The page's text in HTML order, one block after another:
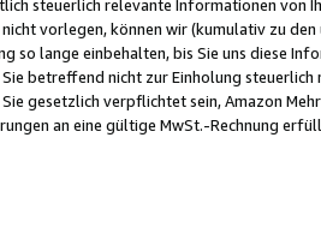
steuerlich relevante Informationen von
vorlegen, können wir (kumulativ zu
so lange einbehalten, bis Sie uns diese
betreffend nicht zur Einholung
gesetzlich verpflichtet sein, Amazon
an eine gültige MwSt.-Rechnung